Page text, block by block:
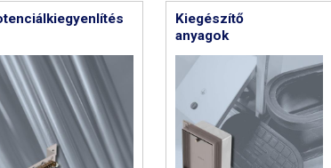
Kiegészítő
anyagok